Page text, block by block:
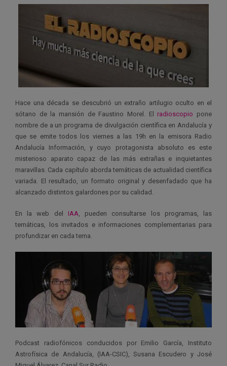
Hace una década se descubrió un extraño artilugio oculto en el
sótano de la mansión de Faustino Morel. El radioscopio pone
nombre de a un programa de divulgación científica en Andalucía y
que se emite todos los viernes a las 19h en la emisora Radio
Andalucía Información, y cuyo protagonista absoluto es este
misterioso aparato capaz de las más extrañas e inquietantes
maravillas. Cada capítulo aborda temáticas de actualidad científica
variada. El resultado, un formato original y desenfadado que ha
alcanzado distintos galardones por su calidad.
En la web del IAA, pueden consultarse los programas, las
temáticas, los invitados e informaciones complementarias para
profundizar en cada tema.
Podcast radiofónicos conducidos por Emilio García, Instituto
Astrofísica de Andalucía, (IAA-CSIC), Susana Escudero y José